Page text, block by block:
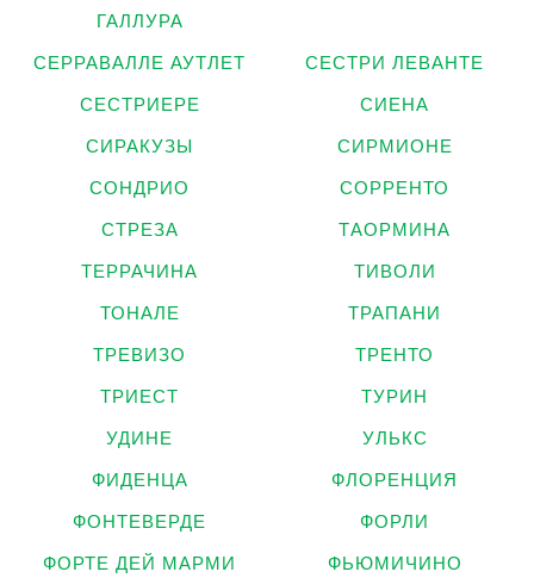
ГАЛЛУРА
СЕРРАВАЛЛЕ АУТЛЕТ
СЕСТРИ ЛЕВАНТЕ
СЕСТРИЕРЕ
СИЕНА
СИРАКУЗЫ
СИРМИОНЕ
СОНДРИО
СОРРЕНТО
СТРЕЗА
ТАОРМИНА
ТЕРРАЧИНА
ТИВОЛИ
ТОНАЛЕ
ТРАПАНИ
ТРЕВИЗО
ТРЕНТО
ТРИЕСТ
ТУРИН
УДИНЕ
УЛЬКС
ФИДЕНЦА
ФЛОРЕНЦИЯ
ФОНТЕВЕРДЕ
ФОРЛИ
ФОРТЕ ДЕЙ МАРМИ
ФЬЮМИЧИНО